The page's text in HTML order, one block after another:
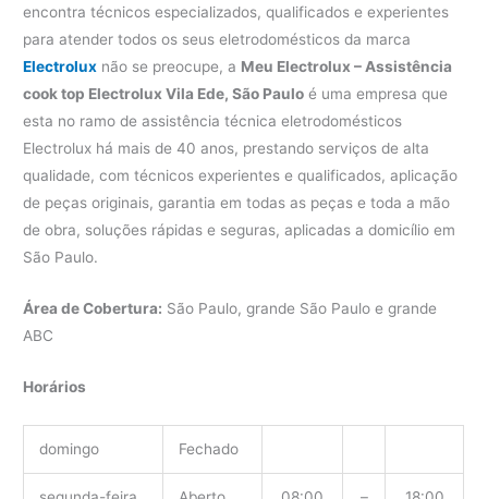
encontra técnicos especializados, qualificados e experientes
para atender todos os seus eletrodomésticos da marca
Electrolux não se preocupe, a Meu Electrolux – Assistência
cook top Electrolux Vila Ede, São Paulo é uma empresa que
esta no ramo de assistência técnica eletrodomésticos
Electrolux há mais de 40 anos, prestando serviços de alta
qualidade, com técnicos experientes e qualificados, aplicação
de peças originais, garantia em todas as peças e toda a mão
de obra, soluções rápidas e seguras, aplicadas a domicílio em
São Paulo.
Área de Cobertura: São Paulo, grande São Paulo e grande
ABC
Horários
domingo Fechado